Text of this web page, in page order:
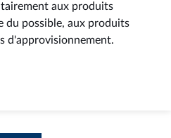
aux produits
du possible, aux produits
d'approvisionnement.